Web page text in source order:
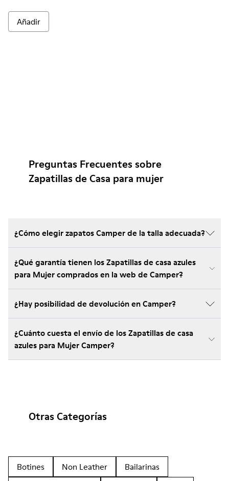
Añadir
Preguntas Frecuentes sobre
Zapatillas de Casa para mujer
¿Cómo elegir zapatos Camper de la talla adecuada?
¿Qué garantía tienen los Zapatillas de casa azules
para Mujer comprados en la web de Camper?
¿Hay posibilidad de devolución en Camper?
¿Cuánto cuesta el envío de los Zapatillas de casa
azules para Mujer Camper?
Otras Categorías
Botines Non Leather
Bailarinas